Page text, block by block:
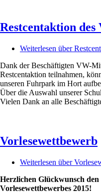
Restcentaktion
Weiterlesen über
Dank der Beschäftigten VW-
Restcentaktion teilnahmen,
unseren Fuhrpark im Hort
Über die Auswahl unserer
Vielen Dank an alle
Vorlesewettbewerb
Weiterlesen über
Herzlichen Glückwunsch den
Vorlesewettbewerbes 2015!